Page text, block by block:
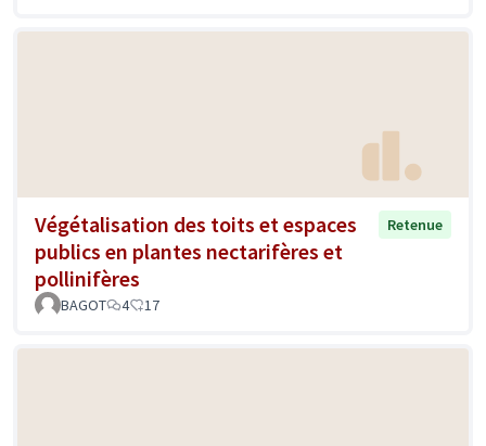
Végétalisation des toits et espaces
publics en plantes nectarifères et
pollinifères
Retenue
BAGOT 4 17